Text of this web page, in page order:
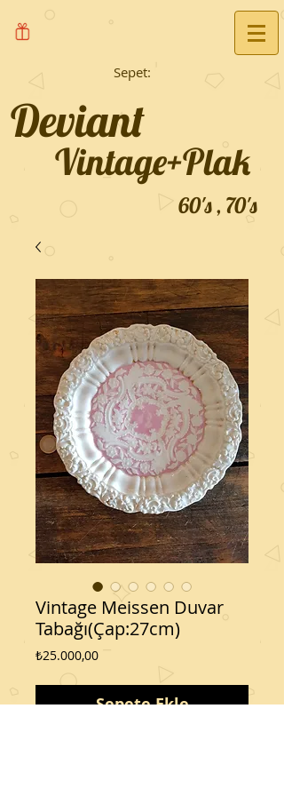
Sepet:
Vintage+Plak
Deviant
60's , 70's
Vintage Meissen Duvar
Tabağı(Çap:27cm)
₺25.000,00Fiyat
Sepete Ekle